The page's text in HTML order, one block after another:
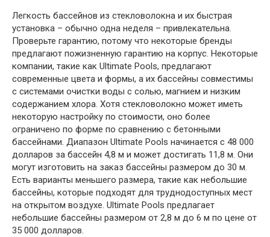
Легкость бассейнов из стекловолокна и их быстрая
установка – обычно одна неделя – привлекательна.
Проверьте гарантию, потому что некоторые бренды
предлагают пожизненную гарантию на корпус. Некоторые
компании, такие как Ultimate Pools, предлагают
современные цвета и формы, а их бассейны совместимы
с системами очистки воды с солью, магнием и низким
содержанием хлора. Хотя стекловолокно может иметь
некоторую настройку по стоимости, оно более
ограничено по форме по сравнению с бетонными
бассейнами. Диапазон Ultimate Pools начинается с 48 000
долларов за бассейн 4,8 м и может достигать 11,8 м. Они
могут изготовить на заказ бассейны размером до 30 м.
Есть варианты меньшего размера, такие как небольшие
бассейны, которые подходят для труднодоступных мест
на открытом воздухе. Ultimate Pools предлагает
небольшие бассейны размером от 2,8 м до 6 м по цене от
35 000 долларов.